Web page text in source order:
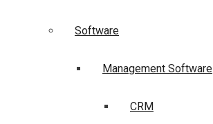
Software
Management Software
CRM